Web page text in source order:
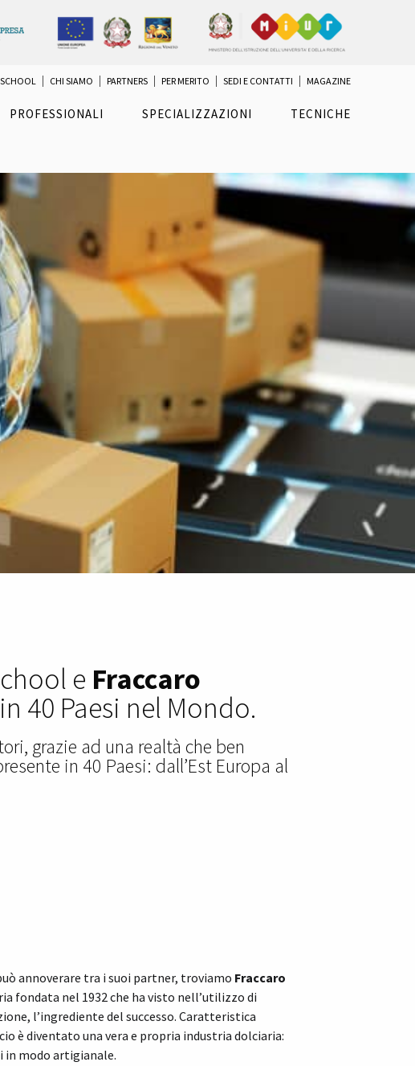
CHI SIAMO PARTNERS PER MERITO SEDI E CONTATTI MAGAZINE
PROFESSIONALI SPECIALIZZAZIONI TECNICHE
e Fraccaro
40 Paesi nel Mondo.
grazie ad una realtà che ben
in 40 Paesi: dall’Est Europa al
annoverare tra i suoi partner, troviamo Fraccaro
fondata nel 1932 che ha visto nell’utilizzo di
l’ingrediente del successo. Caratteristica
è diventato una vera e propria industria dolciaria:
modo artigianale.